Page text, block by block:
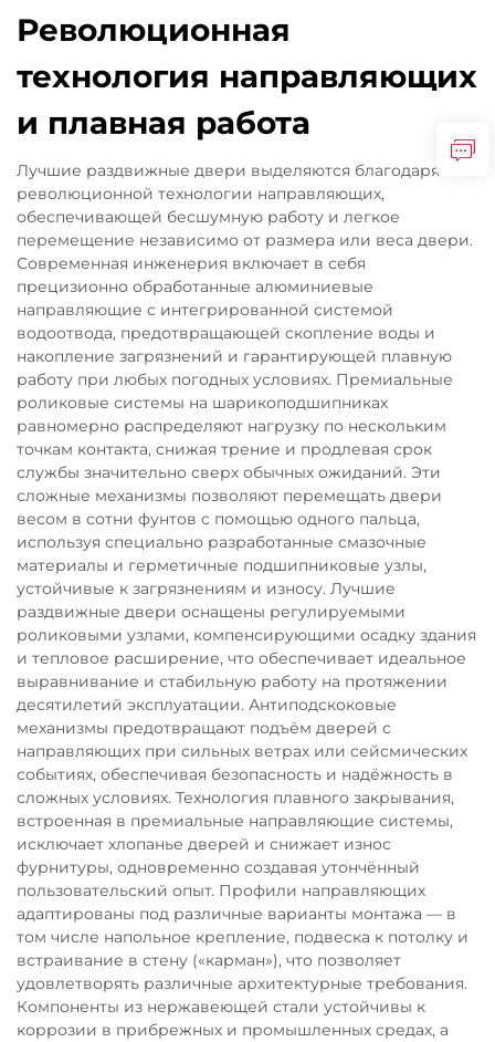
Революционная
технология направляющих
и плавная работа
Лучшие раздвижные двери выделяются благодаря
революционной технологии направляющих,
обеспечивающей бесшумную работу и легкое
перемещение независимо от размера или веса двери.
Современная инженерия включает в себя
прецизионно обработанные алюминиевые
направляющие с интегрированной системой
водоотвода, предотвращающей скопление воды и
накопление загрязнений и гарантирующей плавную
работу при любых погодных условиях. Премиальные
роликовые системы на шарикоподшипниках
равномерно распределяют нагрузку по нескольким
точкам контакта, снижая трение и продлевая срок
службы значительно сверх обычных ожиданий. Эти
сложные механизмы позволяют перемещать двери
весом в сотни фунтов с помощью одного пальца,
используя специально разработанные смазочные
материалы и герметичные подшипниковые узлы,
устойчивые к загрязнениям и износу. Лучшие
раздвижные двери оснащены регулируемыми
роликовыми узлами, компенсирующими осадку здания
и тепловое расширение, что обеспечивает идеальное
выравнивание и стабильную работу на протяжении
десятилетий эксплуатации. Антиподскоковые
механизмы предотвращают подъём дверей с
направляющих при сильных ветрах или сейсмических
событиях, обеспечивая безопасность и надёжность в
сложных условиях. Технология плавного закрывания,
встроенная в премиальные направляющие системы,
исключает хлопанье дверей и снижает износ
фурнитуры, одновременно создавая утончённый
пользовательский опыт. Профили направляющих
адаптированы под различные варианты монтажа — в
том числе напольное крепление, подвеска к потолку и
встраивание в стену («карман»), что позволяет
удовлетворять различные архитектурные требования.
Компоненты из нержавеющей стали устойчивы к
коррозии в прибрежных и промышленных средах, а